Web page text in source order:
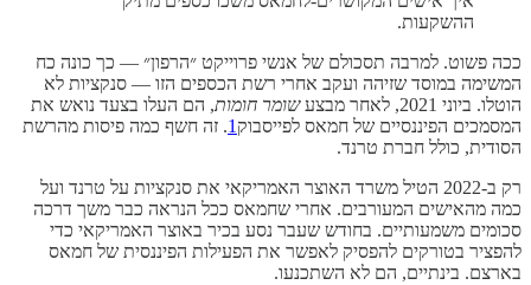
ההשקעות.
ככה פשוט. למרבה תסכולם של אנשי פרוייקט ״הרפון״ — כך כונה כח
המשימה במוסד שזיהה ועקב אחרי רשת הכספים הזו — סנקציות לא
הוטלו. ביוני 2021, לאחר מבצע
שומר חומות, הם העלו בצעד נואש את
המסמכים הפיננסיים של חמאס לפייסבוק 1. זה חשף כמה פיסות מהרשת
הסודית, כולל חברת טרנד.
רק ב-2022 הטיל משרד האוצר האמריקאי את סנקציות על טרנד ועל
כמה מהאישים המעורבים. אחרי שחמאס ככל הנראה כבר משך דרכה
סכומים משמעותיים. בחודש שעבר נסע בכיר באוצר האמריקאי כדי
להפציר בטורקים להפסיק לאפשר את הפעילות הפיננסית של חמאס
בארצם. בינתיים, הם לא השתכנעו.